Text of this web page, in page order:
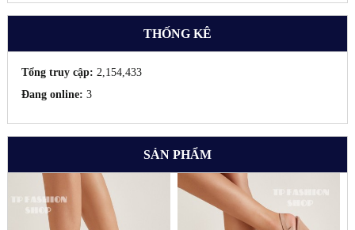
THỐNG KÊ
Tổng truy cập: 2,154,433
Đang online: 3
SẢN PHẨM